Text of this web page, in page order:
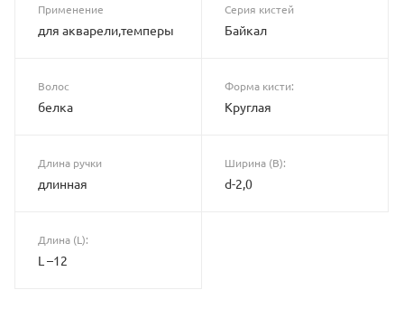
Применение
для акварели,темперы
Серия кистей
Байкал
Волос
белка
Форма кисти:
Круглая
Длина ручки
длинная
Ширина (B):
d-2,0
Длина (L):
L –12